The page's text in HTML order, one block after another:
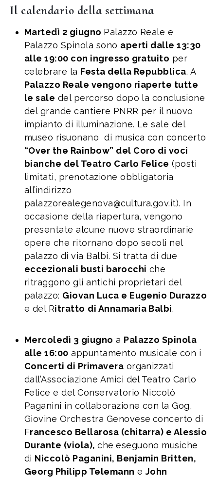
Il calendario della settimana
Martedì 2 giugno Palazzo Reale e
Palazzo Spinola sono aperti dalle 13:30
alle 19:00 con ingresso gratuito per
celebrare la Festa della Repubblica. A
Palazzo Reale vengono riaperte tutte
le sale del percorso dopo la conclusione
del grande cantiere PNRR per il nuovo
impianto di illuminazione. Le sale del
museo risuonano di musica con concerto
“Over the Rainbow” del Coro di voci
bianche del Teatro Carlo Felice (posti
limitati, prenotazione obbligatoria
all’indirizzo
palazzorealegenova@cultura.gov.it). In
occasione della riapertura, vengono
presentate alcune nuove straordinarie
opere che ritornano dopo secoli nel
palazzo di via Balbi. Si tratta di due
eccezionali busti barocchi che
ritraggono gli antichi proprietari del
palazzo: Giovan Luca e Eugenio Durazzo
e del Ritratto di Annamaria Balbi.
Mercoledì 3 giugno a Palazzo Spinola
alle 16:00 appuntamento musicale con i
Concerti di Primavera organizzati
dall’Associazione Amici del Teatro Carlo
Felice e del Conservatorio Niccolò
Paganini in collaborazione con la Gog,
Giovine Orchestra Genovese concerto di
Francesco Bellarosa (chitarra) e Alessio
Durante (viola),che eseguono musiche
di Niccolò Paganini, Benjamin Britten,
Georg Philipp Telemann eJohn